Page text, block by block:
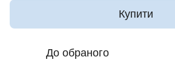
Купити
До обраного